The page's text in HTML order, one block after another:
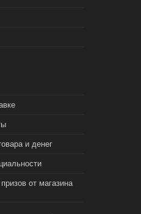
и денег
от магазина